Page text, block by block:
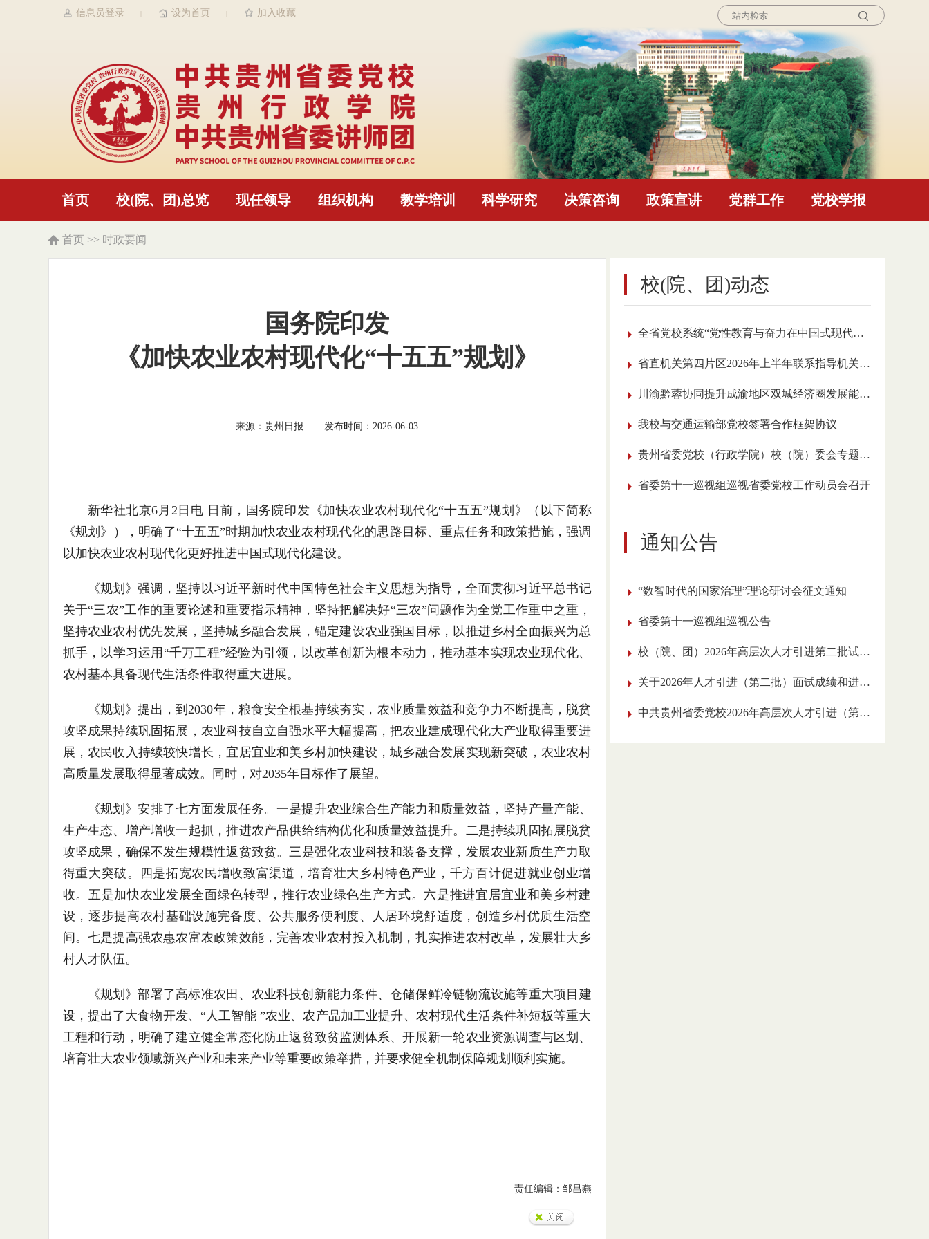
信息员登录 设为首页 加入收藏
首页 校(院、团)总览 现任领导 组织机构 教学培训 科学研究 决策咨询 政策宣讲 党群工作 党校学报
首页>> 时政要闻
国务院印发
《加快农业农村现代化“十五五”规划》
来源：贵州日报 发布时间：2026-06-03
新华社北京6月2日电 日前，国务院印发《加快农业农村现代化“十五五”规划》（以下简称
《规划》），明确了“十五五”时期加快农业农村现代化的思路目标、重点任务和政策措施，强调
以加快农业农村现代化更好推进中国式现代化建设。
《规划》强调，坚持以习近平新时代中国特色社会主义思想为指导，全面贯彻习近平总书记
关于“三农”工作的重要论述和重要指示精神，坚持把解决好“三农”问题作为全党工作重中之重，
坚持农业农村优先发展，坚持城乡融合发展，锚定建设农业强国目标，以推进乡村全面振兴为总
抓手，以学习运用“千万工程”经验为引领，以改革创新为根本动力，推动基本实现农业现代化、
农村基本具备现代生活条件取得重大进展。
《规划》提出，到2030年，粮食安全根基持续夯实，农业质量效益和竞争力不断提高，脱贫
攻坚成果持续巩固拓展，农业科技自立自强水平大幅提高，把农业建成现代化大产业取得重要进
展，农民收入持续较快增长，宜居宜业和美乡村加快建设，城乡融合发展实现新突破，农业农村
高质量发展取得显著成效。同时，对2035年目标作了展望。
《规划》安排了七方面发展任务。一是提升农业综合生产能力和质量效益，坚持产量产能、
生产生态、增产增收一起抓，推进农产品供给结构优化和质量效益提升。二是持续巩固拓展脱贫
攻坚成果，确保不发生规模性返贫致贫。三是强化农业科技和装备支撑，发展农业新质生产力取
得重大突破。四是拓宽农民增收致富渠道，培育壮大乡村特色产业，千方百计促进就业创业增
收。五是加快农业发展全面绿色转型，推行农业绿色生产方式。六是推进宜居宜业和美乡村建
设，逐步提高农村基础设施完备度、公共服务便利度、人居环境舒适度，创造乡村优质生活空
间。七是提高强农惠农富农政策效能，完善农业农村投入机制，扎实推进农村改革，发展壮大乡
村人才队伍。
《规划》部署了高标准农田、农业科技创新能力条件、仓储保鲜冷链物流设施等重大项目建
设，提出了大食物开发、“人工智能 ”农业、农产品加工业提升、农村现代生活条件补短板等重大
工程和行动，明确了建立健全常态化防止返贫致贫监测体系、开展新一轮农业资源调查与区划、
培育壮大农业领域新兴产业和未来产业等重要政策举措，并要求健全机制保障规划顺利实施。
责任编辑：邹昌燕
校(院、团)动态
全省党校系统“党性教育与奋力在中国式现代化进程中展现贵州新风采”理论研讨会召开
省直机关第四片区2026年上半年联系指导机关党建工作会议在我校召开
川渝黔蓉协同提升成渝地区双城经济圈发展能级学术研讨会在贵阳举行
我校与交通运输部党校签署合作框架协议
贵州省委党校（行政学院）校（院）委会专题传达学习全国党校（行政学院）校长 （院长）会议精神
省委第十一巡视组巡视省委党校工作动员会召开
通知公告
“数智时代的国家治理”理论研讨会征文通知
省委第十一巡视组巡视公告
校（院、团）2026年高层次人才引进第二批试讲人员名单公告
关于2026年人才引进（第二批）面试成绩和进入实践工作考核环节人员的公告
中共贵州省委党校2026年高层次人才引进（第二批）面试公告